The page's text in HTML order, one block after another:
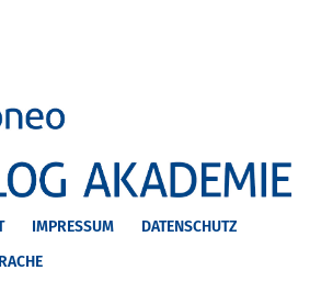
IMPRESSUM
DATENSCHUTZ